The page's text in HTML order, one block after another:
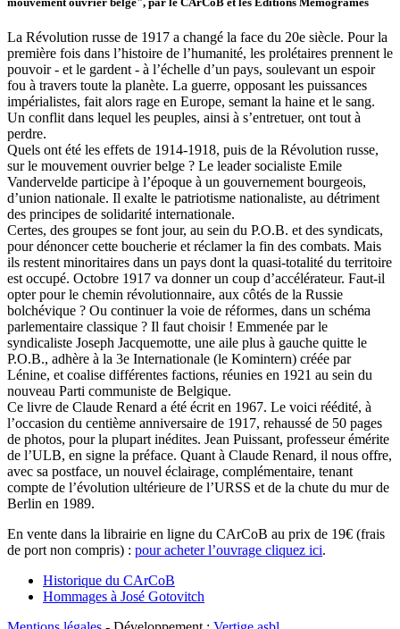
La Révolution russe de 1917 a changé la face du 20e siècle. Pour la
première fois dans l’histoire de l’humanité, les prolétaires prennent le
pouvoir - et le gardent - à l’échelle d’un pays, soulevant un espoir
fou à travers toute la planète. La guerre, opposant les puissances
impérialistes, fait alors rage en Europe, semant la haine et le sang.
Un conflit dans lequel les peuples, ainsi à s’entretuer, ont tout à
perdre.
Quels ont été les effets de 1914-1918, puis de la Révolution russe,
sur le mouvement ouvrier belge ? Le leader socialiste Emile
Vandervelde participe à l’époque à un gouvernement bourgeois,
d’union nationale. Il exalte le patriotisme nationaliste, au détriment
des principes de solidarité internationale.
Certes, des groupes se font jour, au sein du P.O.B. et des syndicats,
pour dénoncer cette boucherie et réclamer la fin des combats. Mais
ils restent minoritaires dans un pays dont la quasi-totalité du territoire
est occupé. Octobre 1917 va donner un coup d’accélérateur. Faut-il
opter pour le chemin révolutionnaire, aux côtés de la Russie
bolchévique ? Ou continuer la voie de réformes, dans un schéma
parlementaire classique ? Il faut choisir ! Emmenée par le
syndicaliste Joseph Jacquemotte, une aile plus à gauche quitte le
P.O.B., adhère à la 3e Internationale (le Komintern) créée par
Lénine, et coalise différentes factions, réunies en 1921 au sein du
nouveau Parti communiste de Belgique.
Ce livre de Claude Renard a été écrit en 1967. Le voici réédité, à
l’occasion du centième anniversaire de 1917, rehaussé de 50 pages
de photos, pour la plupart inédites. Jean Puissant, professeur émérite
de l’ULB, en signe la préface. Quant à Claude Renard, il nous offre,
avec sa postface, un nouvel éclairage, complémentaire, tenant
compte de l’évolution ultérieure de l’URSS et de la chute du mur de
Berlin en 1989.
En vente dans la librairie en ligne du CArCoB au prix de 19€ (frais
de port non compris) : pour acheter l’ouvrage cliquez ici.
Historique du CArCoB
Hommages à José Gotovitch